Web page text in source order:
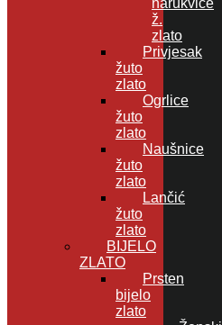
ž.
zlato
Privjesak
žuto
zlato
Ogrlice
žuto
zlato
Naušnice
žuto
zlato
Lančić
žuto
zlato
BIJELO
ZLATO
Prsten
bijelo
zlato